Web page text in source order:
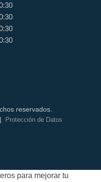
reservados.
| Protección de Datos
para mejorar tu